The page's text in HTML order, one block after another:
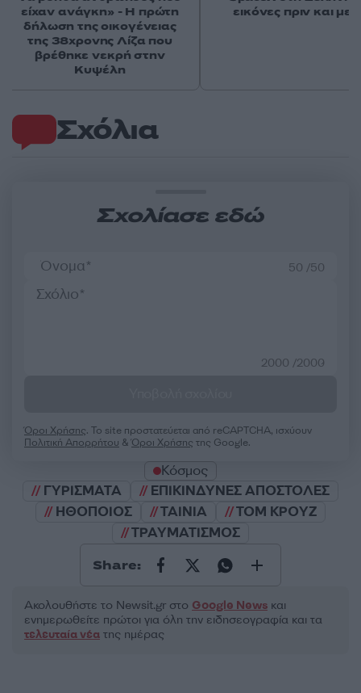
Σχόλια
Σχολίασε εδώ
50 /50
2000 /2000
Όροι Χρήσης. Το site προστατεύεται από reCAPTCHA, ισχύουν
Πολιτική Απορρήτου &Όροι Χρήσης της Google.
Κόσμος
ΓΥΡΙΣΜΑΤΑ
ΕΠΙΚΙΝΔΥΝΕΣ ΑΠΟΣΤΟΛΕΣ
ΗΘΟΠΟΙΟΣ
ΤΑΙΝΙΑ
ΤΟΜ ΚΡΟΥΖ
ΤΡΑΥΜΑΤΙΣΜΟΣ
Share:
Ακολουθήστε το Νewsit.gr στο Google News και
ενημερωθείτε πρώτοι για όλη την ειδησεογραφία και τα
τελευταία νέα της ημέρας
είχαν ανάγκη» - Η πρώτη
δήλωση της οικογένειας
της 38χρονης Λίζα που
βρέθηκε νεκρή στην
Κυψέλη
εικόνες πριν και